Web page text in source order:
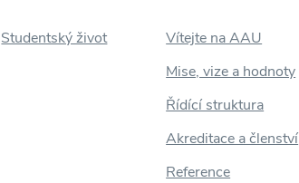
Studentský život
Vítejte na AAU
Mise, vize a hodnoty
Řídící struktura
Akreditace a členství
Reference